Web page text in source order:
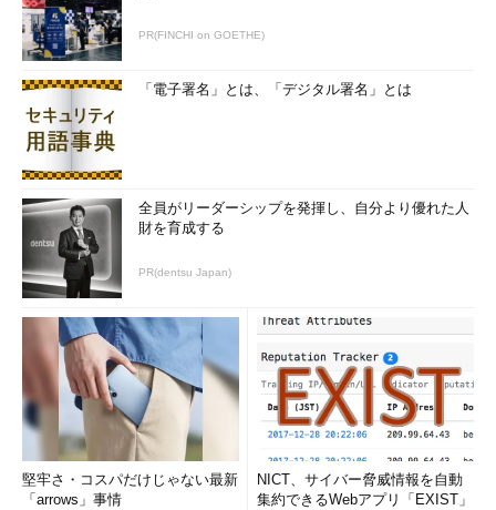
PR(FINCHI on GOETHE)
「電子署名」とは、「デジタル署名」とは
全員がリーダーシップを発揮し、自分より優れた人
財を育成する
PR(dentsu Japan)
堅牢さ・コスパだけじゃない最新
「arrows」事情
NICT、サイバー脅威情報を自動
集約できるWebアプリ「EXIST」